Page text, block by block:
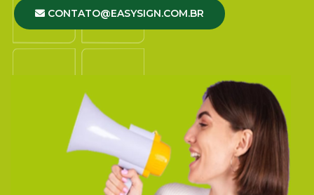
CONTATO@EASYSIGN.COM.BR